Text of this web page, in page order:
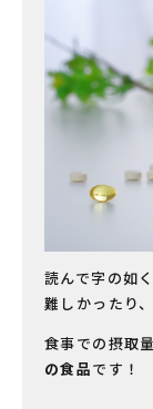
読んで字の如
難しかったり、
食事での摂取
の食品です！